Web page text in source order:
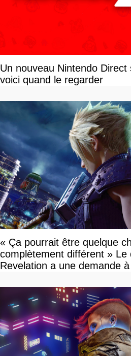
Un nouveau Nintendo Direct
voici quand le regarder
« Ça pourrait être quelque
complètement différent » Le
Revelation a une demande